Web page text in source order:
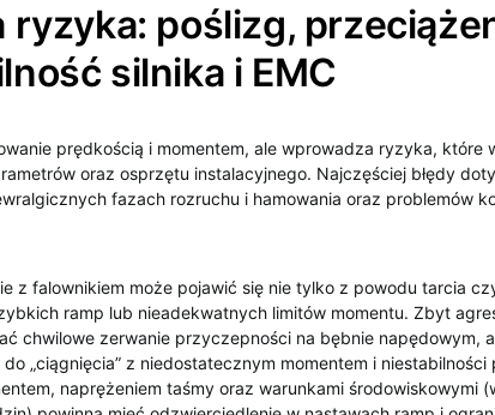
ryzyka: poślizg,
silnika i EMC
prędkością i momentem, ale wprowadza ryzyka, które
oraz osprzętu instalacyjnego. Najczęściej błędy
fazach rozruchu i hamowania oraz problemów
z falownikiem może pojawić się nie tylko z powodu tarcia
ramp lub nieadekwatnych limitów momentu. Zbyt
chwilowe zerwanie przyczepności na bębnie napędowym,
„ciągnięcia” z niedostatecznym momentem i niestabilności
naprężeniem taśmy oraz warunkami środowiskowymi